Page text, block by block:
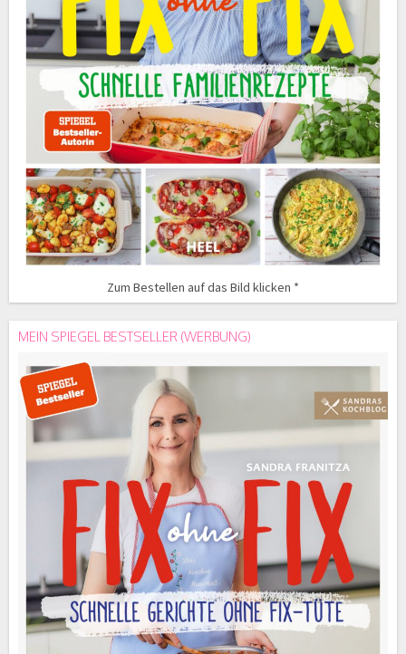
Zum Bestellen auf das Bild klicken *
MEIN SPIEGEL BESTSELLER (WERBUNG)